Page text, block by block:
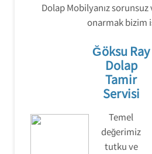
Dolap Mobilyanız sorunsuz
onarmak bizim
Ğöksu Ray
Dolap
Tamir
Servisi
Temel
değerimiz
tutku ve